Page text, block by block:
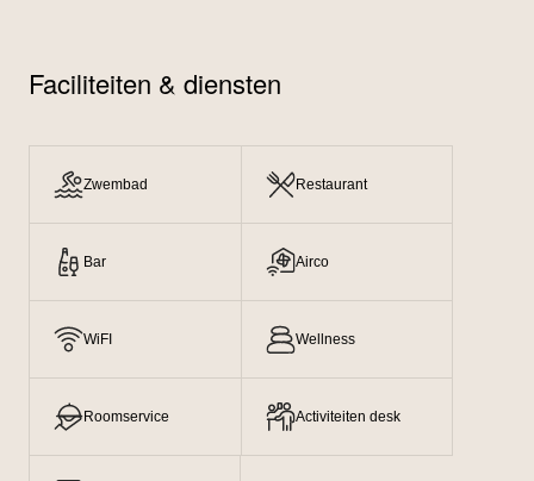
Faciliteiten & diensten
Zwembad Restaurant
Bar Airco
WiFI Wellness
Roomservice Activiteiten desk